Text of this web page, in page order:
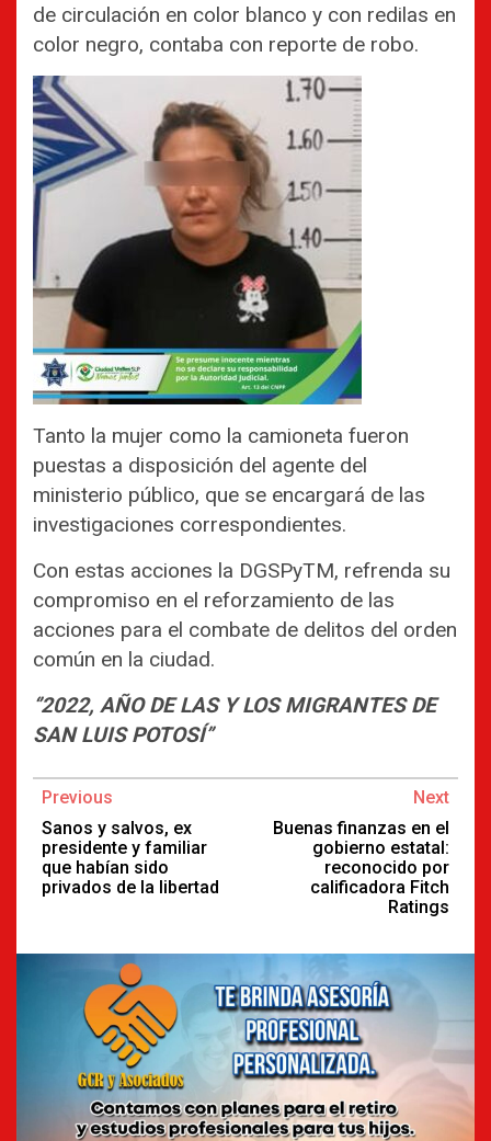
de circulación en color blanco y con redilas en
color negro, contaba con reporte de robo.
Tanto la mujer como la camioneta fueron
puestas a disposición del agente del
ministerio público, que se encargará de las
investigaciones correspondientes.
Con estas acciones la DGSPyTM, refrenda su
compromiso en el reforzamiento de las
acciones para el combate de delitos del orden
común en la ciudad.
‘’2022, AÑO DE LAS Y LOS MIGRANTES DE
SAN LUIS POTOSÍ’’
Continue
Reading
Previous
Sanos y salvos, ex
presidente y familiar
que habían sido
privados de la libertad
Next
Buenas finanzas en el
gobierno estatal:
reconocido por
calificadora Fitch
Ratings